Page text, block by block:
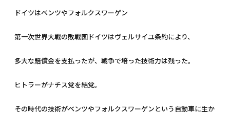
ドイツはベンツやフォルクスワーゲン
第一次世界大戦の敗戦国ドイツはヴェルサイユ条約により、
多大な賠償金を支払ったが、戦争で培った技術力は残った。
ヒトラーがナチス党を結党。
その時代の技術がベンツやフォルクスワーゲンという自動車に生か